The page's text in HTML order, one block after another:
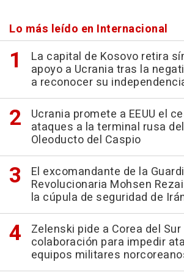
Lo más leído en Internacional
La capital de Kosovo retira
apoyo a Ucrania tras la
a reconocer su
Ucrania promete a EEUU el
ataques a la terminal rusa
Oleoducto del Caspio
El excomandante de la
Revolucionaria Mohsen
la cúpula de seguridad de
Zelenski pide a Corea del
colaboración para impedir
equipos militares